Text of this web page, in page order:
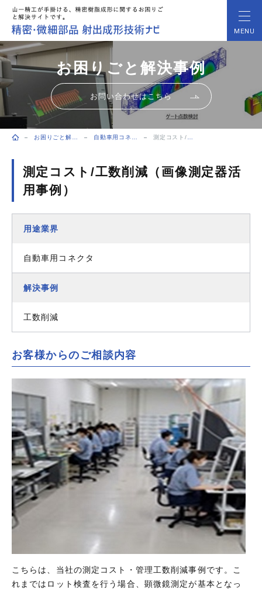
MENU
お困りごと解決事例
お問い合わせはこちら
お困りごと解決事例 自動車用コネクタ 測定コスト/工数削減（画像測定器活用事例）
測定コスト/工数削減（画像測定器活
用事例）
用途業界
自動車用コネクタ
解決事例
工数削減
お客様からのご相談内容
こちらは、当社の測定コスト・管理工数削減事例です。こ
れまではロット検査を行う場合、顕微鏡測定が基本となっ